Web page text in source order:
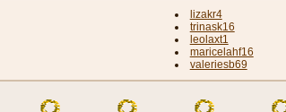
lizakr4
trinask16
leolaxt1
maricelahf16
valeriesb69